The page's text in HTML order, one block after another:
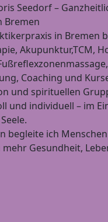
Seedorf –
Bremen
in Bremen
Akupunktur,TCM,
Coaching und
und spirituellen
und individuell – im
begleite ich
Gesundheit,